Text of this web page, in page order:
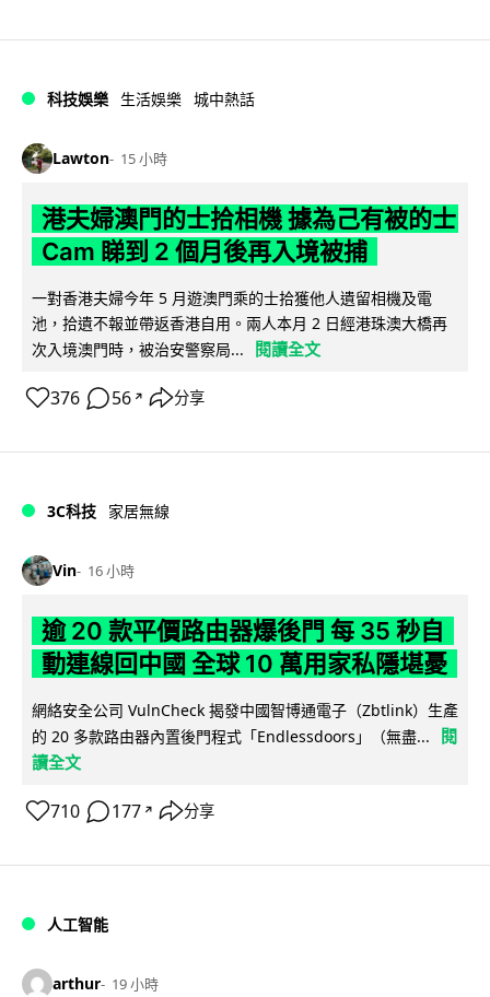
科技娛樂 生活娛樂 城中熱話
Lawton 15 小時
港夫婦澳門的士拾相機 據為己有被的士
Cam 睇到 2 個月後再入境被捕
一對香港夫婦今年 5 月遊澳門乘的士拾獲他人遺留相機及電
池，拾遺不報並帶返香港自用。兩人本月 2 日經港珠澳大橋再
次入境澳門時，被治安警察局...
閱讀全文
376 56 ↗ 分享
3C科技 家居無線
Vin 16 小時
逾 20 款平價路由器爆後門 每 35 秒自
動連線回中國 全球 10 萬用家私隱堪憂
網絡安全公司 VulnCheck 揭發中國智博通電子（Zbtlink）生產
的 20 多款路由器內置後門程式「Endlessdoors」（無盡...
閱
讀全文
710 177 ↗ 分享
人工智能
arthur 19 小時